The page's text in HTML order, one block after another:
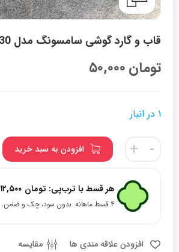
قاب و گارد گوشی سامسونگ مدل j330
۵۰,۰۰۰تومان
۱ در انبار
-
قاب
گوشی
سامسونگ
مدل
عدد
+ افزودن به سبد خرید
هر قسط با ترب‌پی: ۱۲,۵۰۰ تومان
۴ قسط ماهانه. بدون سود، چک و ضامن.
افزودن علاقه مندی ها مقایسه